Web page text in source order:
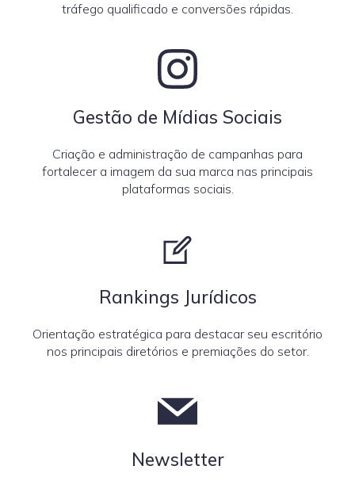
tráfego qualificado e conversões rápidas.
Gestão de Mídias Sociais
Criação e administração de campanhas para
fortalecer a imagem da sua marca nas principais
plataformas sociais.
Rankings Jurídicos
Orientação estratégica para destacar seu escritório
nos principais diretórios e premiações do setor.
Newsletter